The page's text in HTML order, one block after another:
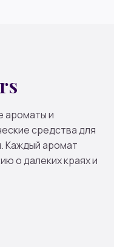
ароматы и
средства для
Каждый аромат
о далеких краях и